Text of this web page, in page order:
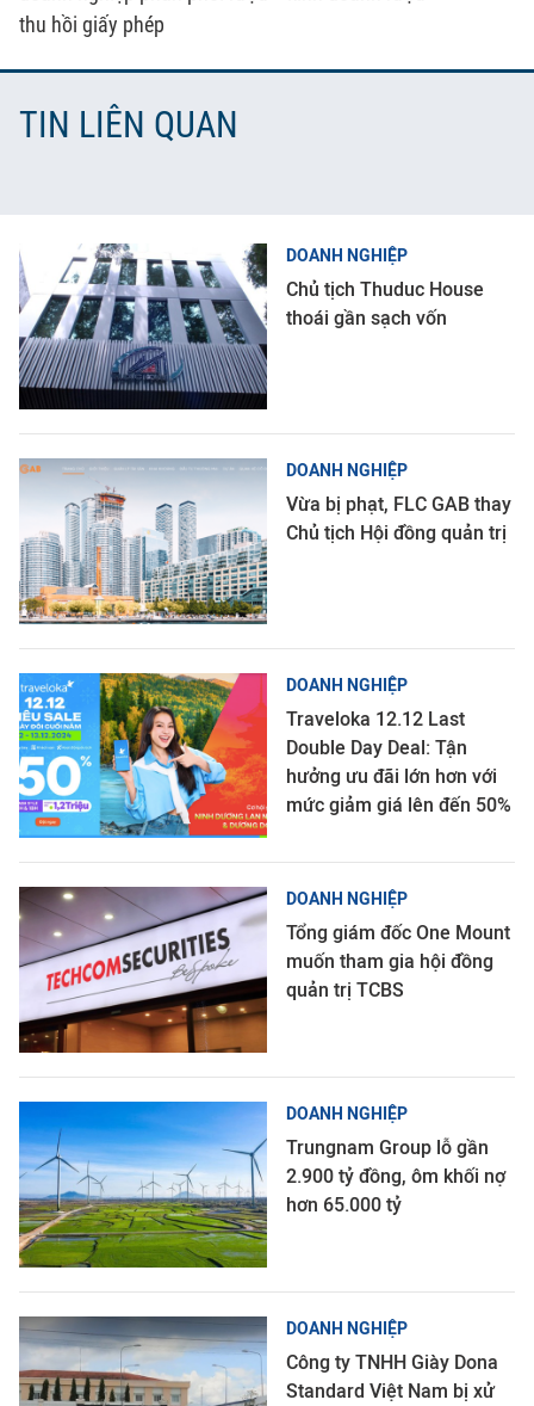
thu hồi giấy phép
TIN LIÊN QUAN
DOANH NGHIỆP
Chủ tịch Thuduc House
thoái gần sạch vốn
DOANH NGHIỆP
Vừa bị phạt, FLC GAB thay
Chủ tịch Hội đồng quản trị
DOANH NGHIỆP
Traveloka 12.12 Last
Double Day Deal: Tận
hưởng ưu đãi lớn hơn với
mức giảm giá lên đến 50%
DOANH NGHIỆP
Tổng giám đốc One Mount
muốn tham gia hội đồng
quản trị TCBS
DOANH NGHIỆP
Trungnam Group lỗ gần
2.900 tỷ đồng, ôm khối nợ
hơn 65.000 tỷ
DOANH NGHIỆP
Công ty TNHH Giày Dona
Standard Việt Nam bị xử